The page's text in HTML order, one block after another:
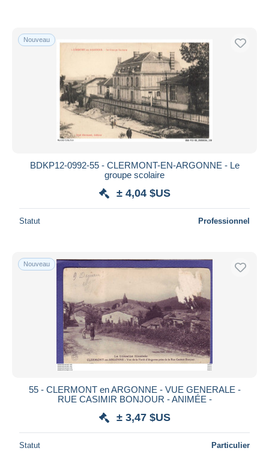
Nouveau
BDKP12-0992-55 - CLERMONT-EN-ARGONNE - Le
groupe scolaire
± 4,04 $US
Statut Professionnel
Nouveau
55 - CLERMONT en ARGONNE - VUE GENERALE -
RUE CASIMIR BONJOUR - ANIMÉE -
± 3,47 $US
Statut Particulier